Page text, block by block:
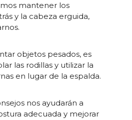
mantener los
y la cabeza erguida,
objetos pesados, es
las rodillas y utilizar la
en lugar de la espalda.
nos ayudarán a
adecuada y mejorar